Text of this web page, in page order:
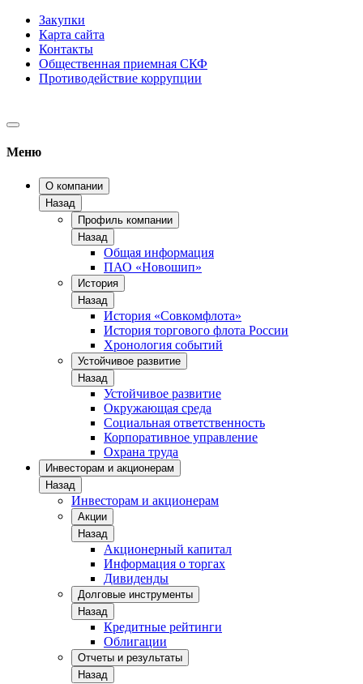
Закупки
Карта сайта
Контакты
Общественная приемная СКФ
Противодействие коррупции
Меню
О компании
Назад
Профиль компании
Назад
Общая информация
ПАО «Новошип»
История
Назад
История «Совкомфлота»
История торгового флота России
Хронология событий
Устойчивое развитие
Назад
Устойчивое развитие
Окружающая среда
Социальная ответственность
Корпоративное управление
Охрана труда
Инвесторам и акционерам
Назад
Инвесторам и акционерам
Акции
Назад
Акционерный капитал
Информация о торгах
Дивиденды
Долговые инструменты
Назад
Кредитные рейтинги
Облигации
Отчеты и результаты
Назад